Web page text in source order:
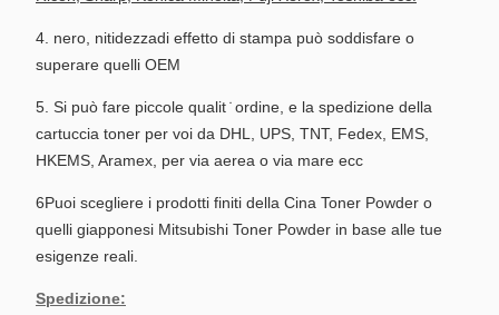
4. nero, nitidezzadi effetto di stampa può soddisfare o
superare quelli OEM
5. Si può fare piccole qualit ̇ ordine, e la spedizione della
cartuccia toner per voi da DHL, UPS, TNT, Fedex, EMS,
HKEMS, Aramex, per via aerea o via mare ecc
6Puoi scegliere i prodotti finiti della Cina Toner Powder o
quelli giapponesi Mitsubishi Toner Powder in base alle tue
esigenze reali.
Spedizione: